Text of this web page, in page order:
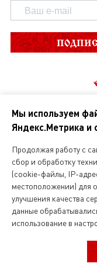
Мы используем
Яндекс.Метрика и
Продолжая работу с
сбор и обработку
(cookie-файлы, IP-
местоположении) для
улучшения качества
данные
использование в